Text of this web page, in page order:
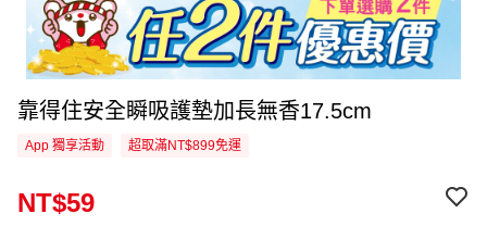
靠得住安全瞬吸護墊加長無香17.5cm
App 獨享活動 超取滿NT$899免運
NT$59